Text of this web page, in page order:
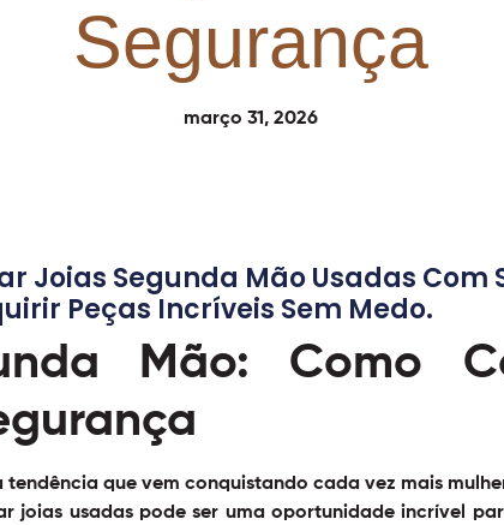
Segurança
março 31, 2026
Joias Segunda Mão Usadas Com
Peças Incríveis Sem Medo.
Mão: Como
que vem conquistando cada vez mais
joias usadas pode ser uma oportunidade incrível